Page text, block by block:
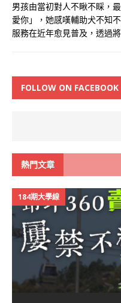
男孩由當初對人不瞅不睬，
愛你」，她感嘆輔助犬不知
服務在近年愈見普及，透過將
FOLLOW ON FACEBOOK
熱門文章
184期大學線